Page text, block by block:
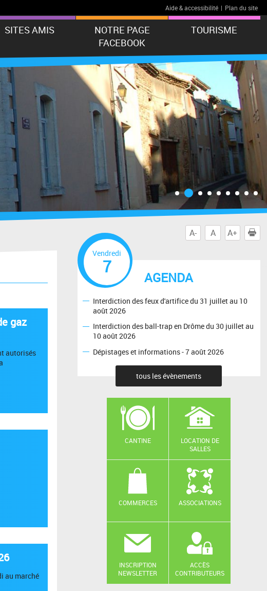
Aide & accessibilité | Plan du site
SITES AMIS
NOTRE PAGE
FACEBOOK
TOURISME
A- A A+
gaz
autorisés
au marché
AGENDA
Vendredi
7
Interdiction des feux d'artifice du 31 juillet au 10
août 2026
Interdiction des ball-trap en Drôme du 30 juillet au
10 août 2026
Dépistages et informations - 7 août 2026
tous les évènements
CANTINE
LOCATION DE
SALLES
COMMERCES ASSOCIATIONS
INSCRIPTION
NEWSLETTER
ACCÈS
CONTRIBUTEURS